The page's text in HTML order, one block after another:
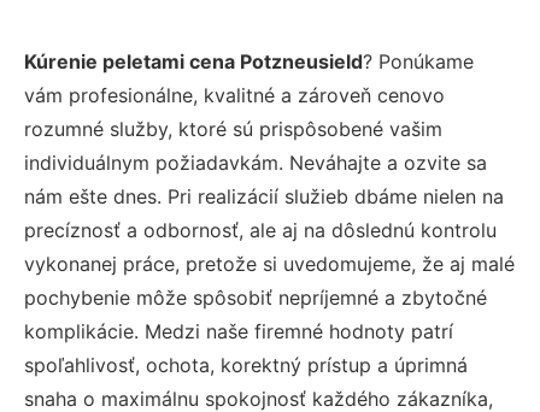
Kúrenie peletami cena Potzneusield? Ponúkame
vám profesionálne, kvalitné a zároveň cenovo
rozumné služby, ktoré sú prispôsobené vašim
individuálnym požiadavkám. Neváhajte a ozvite sa
nám ešte dnes. Pri realizácií služieb dbáme nielen na
precíznosť a odbornosť, ale aj na dôslednú kontrolu
vykonanej práce, pretože si uvedomujeme, že aj malé
pochybenie môže spôsobiť nepríjemné a zbytočné
komplikácie. Medzi naše firemné hodnoty patrí
spoľahlivosť, ochota, korektný prístup a úprimná
snaha o maximálnu spokojnosť každého zákazníka,